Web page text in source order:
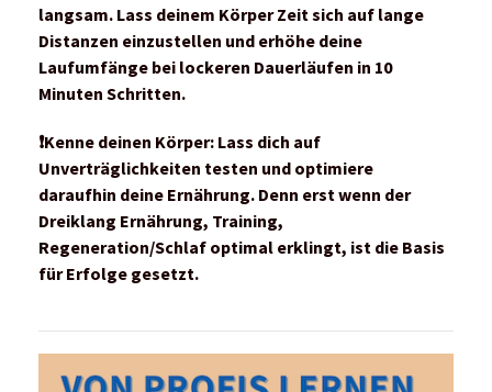
langsam. Lass deinem Körper Zeit sich auf lange
Distanzen einzustellen und erhöhe deine
Laufumfänge bei lockeren Dauerläufen in 10
Minuten Schritten.
❗️Kenne deinen Körper: Lass dich auf
Unverträglichkeiten testen und optimiere
daraufhin deine Ernährung. Denn erst wenn der
Dreiklang Ernährung, Training,
Regeneration/Schlaf optimal erklingt, ist die Basis
für Erfolge gesetzt.